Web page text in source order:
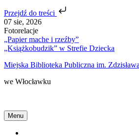
Przejdź do treści
Skip
to
content
07 sie, 2026
Fotorelacje
„Papier mache i rzeźby”
„Książkobudzik” w Strefie Dziecka
Miejska Biblioteka Publiczna im.
we Włocławku
Menu